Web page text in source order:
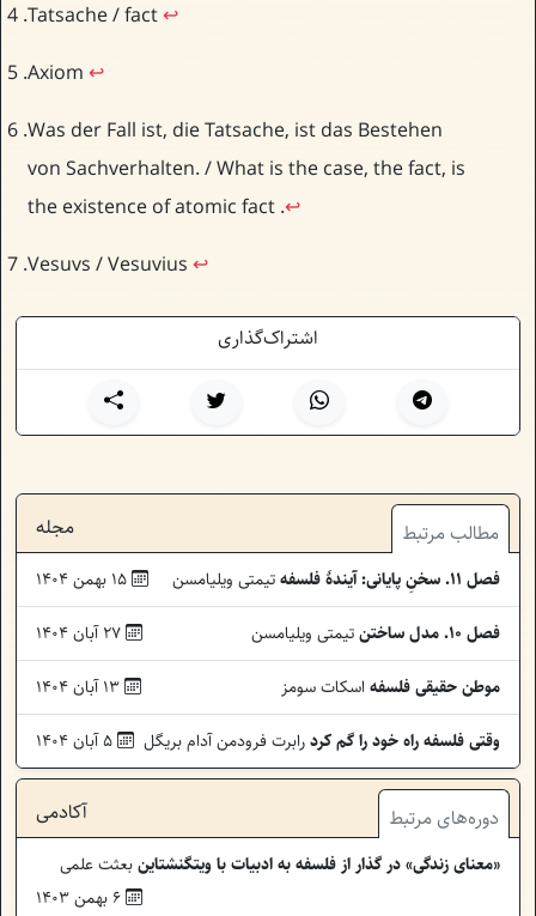
↩
↩
Was der Fall ist, die Tatsache, ist das Bestehen
von Sachverhalten. / What is the case, the fact, is
the existence of atomic fact.↩
↩
اشتراک‌گذاری
مطالب مرتبط مجله
فصل ۱۱. سخنِ پایانی: آیندۀ فلسفه تیمتی ویلیامسن ۱۵ بهمن ۱۴۰۴
فصل ۱۰. مدل ساختن تیمتی ویلیامسن ۲۷ آبان ۱۴۰۴
موطن حقیقی فلسفه اسکات سومز ۱۳ آبان ۱۴۰۴
وقتی فلسفه راه خود را گم کردرابرت فرودمن آدام بریگل ۵ آبان ۱۴۰۴
دوره‌های مرتبط آکادمی
«معنای زندگی» در گذار از فلسفه به ادبیات با ویتگنشتاینبعثت علمی
۶ بهمن ۱۴۰۳